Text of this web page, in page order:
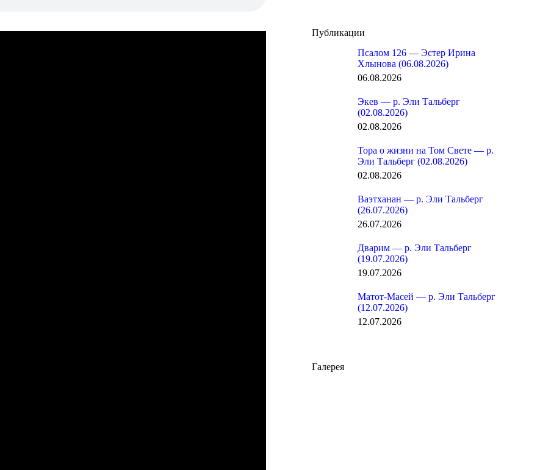
Публикации
Псалом 126 — Эстер Ирина
Хлынова (06.08.2026)
06.08.2026
Экев — р. Эли Тальберг
(02.08.2026)
02.08.2026
Тора о жизни на Том Свете — р.
Эли Тальберг (02.08.2026)
02.08.2026
Ваэтханан — р. Эли Тальберг
(26.07.2026)
26.07.2026
Дварим — р. Эли Тальберг
(19.07.2026)
19.07.2026
Матот-Масей — р. Эли Тальберг
(12.07.2026)
12.07.2026
Галерея